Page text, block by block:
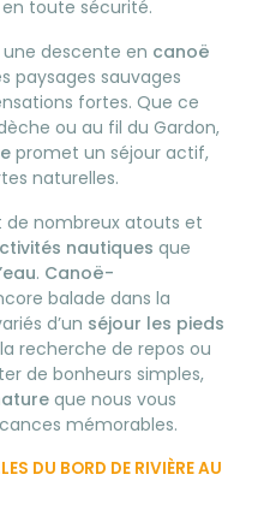
en toute sécurité.
une descente en canoë
paysages sauvages
fortes. Que ce
ou au fil du Gardon,
promet un séjour actif,
naturelles.
de nombreux atouts et
nautiquesque
. Canoë-
balade dans la
d’un séjour les pieds
recherche de repos ou
de bonheurs simples,
que nous vous
mémorables.
DU BORD DE RIVIÈRE AU